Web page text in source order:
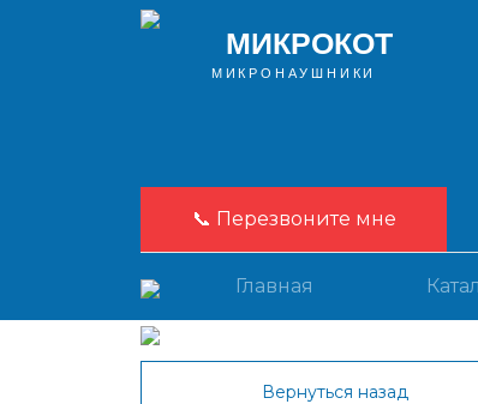
МИКРОКОТ
МИКРОНАУШНИКИ
📞 Перезвоните мне
Главная
Вернуться назад